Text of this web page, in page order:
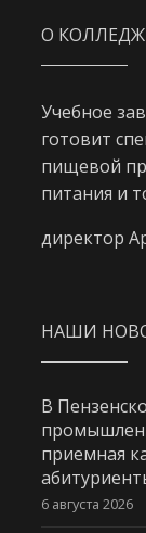
О
Учебное
готовит
пищевой
питания и
директор
НАШИ
В
приемная
6 августа 2026